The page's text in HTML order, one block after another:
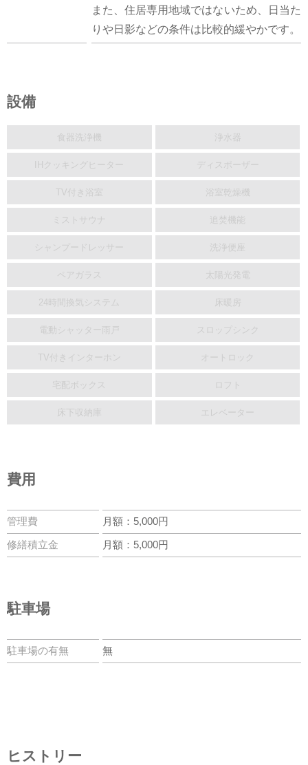
また、住居専用地域ではないため、日当た
りや日影などの条件は比較的緩やかです。
設備
食器洗浄機 浄水器
IHクッキングヒーター ディスポーザー
TV付き浴室 浴室乾燥機
ミストサウナ 追焚機能
シャンプードレッサー 洗浄便座
ペアガラス 太陽光発電
24時間換気システム 床暖房
電動シャッター雨戸 スロップシンク
TV付きインターホン オートロック
宅配ボックス ロフト
床下収納庫 エレベーター
費用
管理費 月額：5,000円
修繕積立金 月額：5,000円
駐車場
駐車場の有無 無
ヒストリー